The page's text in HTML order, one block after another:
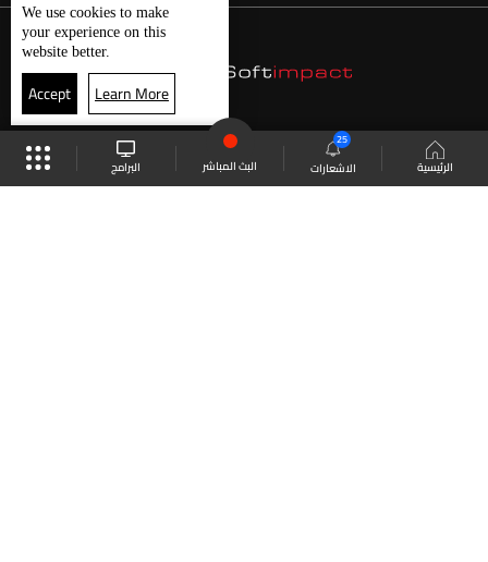
الرئيسية الاشعارات
25
البث المباشر البرامج
We use cookies to make
your experience on this
website better.
Accept Learn More
موقع البرامج الجدول البث المباشر